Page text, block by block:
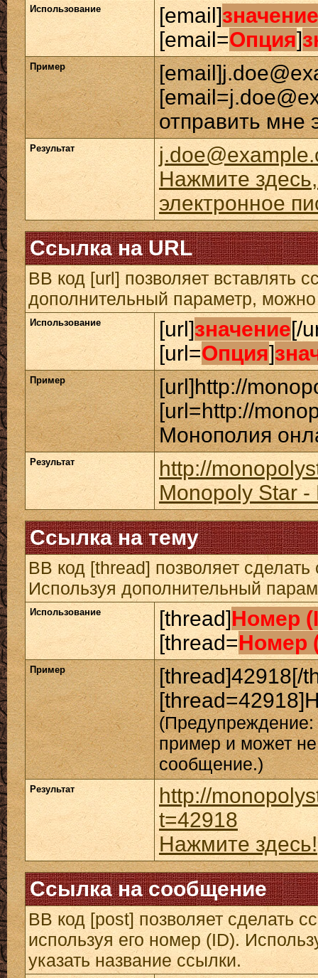
Использование [email]значение
[email=Опция]
Пример
отправить мне
Результат
Нажмите
электронное
Ссылка на URL
BB код [url] позволяет
дополнительный параметр, можно
Использование [url]значение[/
[url=Опция]
Пример
[url]http://
[url=http://
Монополия
Результат
http://
Monopoly Star
Ссылка на тему
BB код [thread] позволяет
Используя дополнительный
Использование [thread]Номер
[thread=Номер
Пример
[thread]42918[/
(Предупреждение:
пример и может
сообщение.)
Результат
http://
t=42918
Нажмите здесь!
Ссылка на сообщение
BB код [post] позволяет сделать
используя его номер (ID).
указать название ссылки.